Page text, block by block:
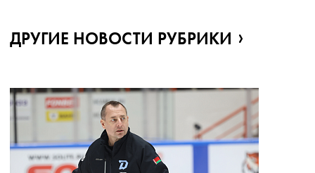
ДРУГИЕ НОВОСТИ РУБРИКИ